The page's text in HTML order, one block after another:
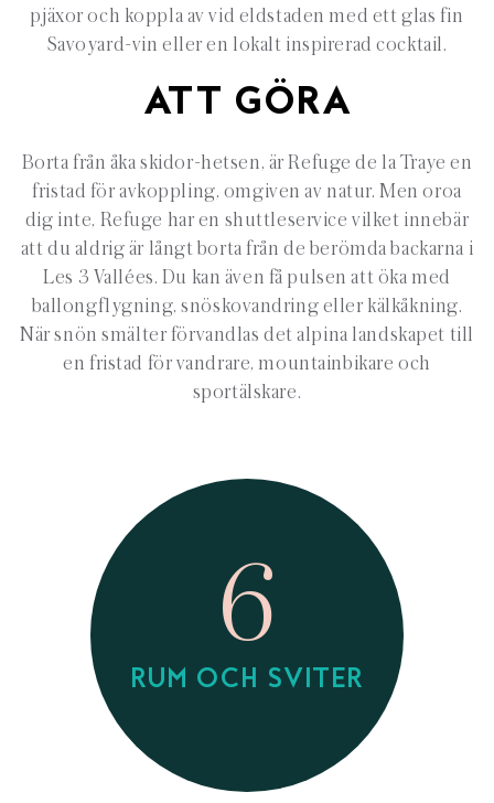
pjäxor och koppla av vid eldstaden med ett glas fin
Savoyard-vin eller en lokalt inspirerad cocktail.
ATT GÖRA
Borta från åka skidor-hetsen, är Refuge de la Traye en
fristad för avkoppling, omgiven av natur. Men oroa
dig inte, Refuge har en shuttleservice vilket innebär
att du aldrig är långt borta från de berömda backarna i
Les 3 Vallées. Du kan även få pulsen att öka med
ballongflygning, snöskovandring eller kälkåkning.
När snön smälter förvandlas det alpina landskapet till
en fristad för vandrare, mountainbikare och
sportälskare.
6
RUM OCH SVITER